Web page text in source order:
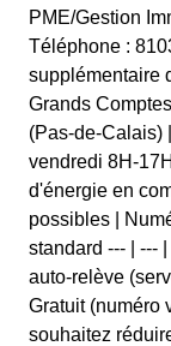
PME/Gestion
Téléphone :
supplémentaire
Grands
(Pas-de-Calais)
vendredi 8H-
d'énergie en
possibles |
standard --- | ---
auto-relève
Gratuit (numéro
souhaitez